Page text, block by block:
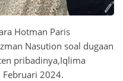
Hotman Paris
Nasution soal dugaan
pribadinya,Iqlima
2024.